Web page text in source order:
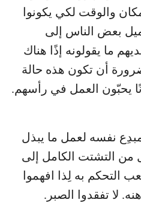
والوقت لكي يكونوا
بعض الناس إلى
ما يقولونه إذًا هناك
أن تكون هذه حالة
يحبّون العمل في رأسهم.
نفسه لعمل ما يبذل
من التشتت الكامل إلى
التحكم به لِذا افهموا
لا تفقدوا الصبر.